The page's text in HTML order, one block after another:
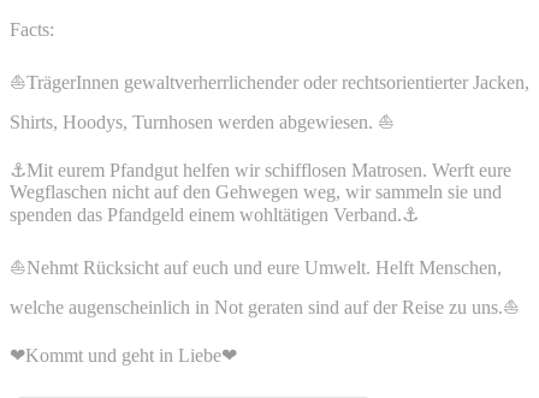
Facts:
⛵️TrägerInnen gewaltverherrlichender oder rechtsorientierter Jacken,
Shirts, Hoodys, Turnhosen werden abgewiesen. ⛵️
⚓️Mit eurem Pfandgut helfen wir schifflosen Matrosen. Werft eure
Wegflaschen nicht auf den Gehwegen weg, wir sammeln sie und
spenden das Pfandgeld einem wohltätigen Verband.⚓️
⛵️Nehmt Rücksicht auf euch und eure Umwelt. Helft Menschen,
welche augenscheinlich in Not geraten sind auf der Reise zu uns.⛵️
❤Kommt und geht in Liebe❤